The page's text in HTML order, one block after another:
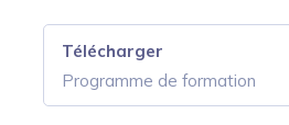
Télécharger
Programme de formation